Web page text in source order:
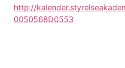
http://
0050568D0553